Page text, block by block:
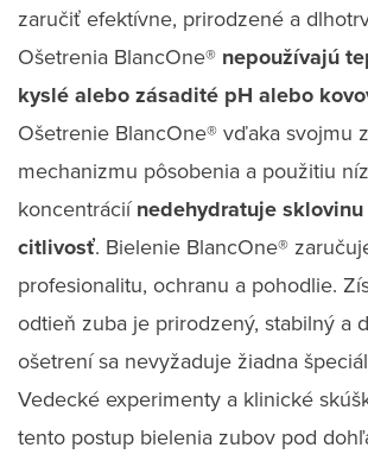
zaručiť efektívne, prirodzené a
Ošetrenia BlancOne® nepoužívajú
kyslé alebo zásadité pH alebo
Ošetrenie BlancOne® vďaka svojmu
mechanizmu pôsobenia a použitiu
koncentrácií nedehydratuje
citlivosť. Bielenie BlancOne®
profesionalitu, ochranu a pohodlie.
odtieň zuba je prirodzený, stabilný a
ošetrení sa nevyžaduje žiadna
Vedecké experimenty a klinické
tento postup bielenia zubov pod